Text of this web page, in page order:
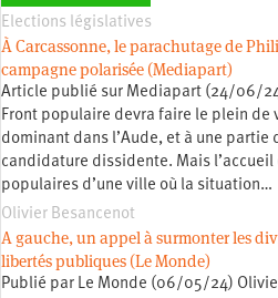
Elections législatives
À Carcassonne, le parachutage de
campagne polarisée (Mediapart)
Article publié sur Mediapart (24/06/
Front populaire devra faire le plein de
dominant dans l’Aude, et à une partie
candidature dissidente. Mais
populaires d’une ville où la situation…
Olivier Besancenot
A gauche, un appel à surmonter les
libertés publiques (Le Monde)
Publié par Le Monde (06/05/24)